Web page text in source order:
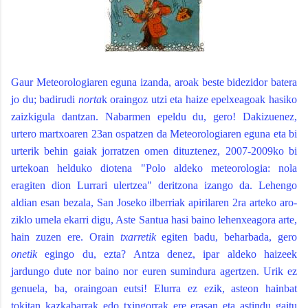
Gaur Meteorologiaren eguna izanda, aroak beste bidezidor batera
jo du; badirudi nortak oraingoz utzi eta haize epelxeagoak hasiko
zaizkigula dantzan. Nabarmen epeldu du, gero! Dakizuenez,
urtero martxoaren 23an ospatzen da Meteorologiaren eguna eta bi
urterik behin gaiak jorratzen omen dituztenez, 2007-2009ko bi
urtekoan helduko diotena "Polo aldeko meteorologia: nola
eragiten dion Lurrari ulertzea" deritzona izango da. Lehengo
aldian esan bezala, San Joseko ilberriak apirilaren 2ra arteko aro-
ziklo umela ekarri digu, Aste Santua hasi baino lehenxeagora arte,
hain zuzen ere. Orain txarretikegiten badu, beharbada, gero
onetikegingo du, ezta? Antza denez, ipar aldeko haizeek
jardungo dute nor baino nor euren sumindura agertzen. Urik ez
genuela, ba, oraingoan eutsi! Elurra ez ezik, asteon hainbat
tokitan kazkabarrak edo txingorrak ere erasan eta astindu gaitu